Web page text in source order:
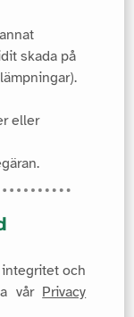
skada på
eller
och
vår Privacy